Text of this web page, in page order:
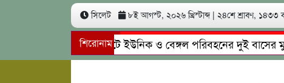
সিলেট ৮ই আগস্ট, ২০২৬ খ্রিস্টাব্দ | ২৪শে শ্রাবণ, ১৪৩৩
শিরোনাম
সিলেটে ইউনিক ও বেঙ্গল পরিবহনের দুই বাসের মুখোমুখি
গোয়াইনঘাটে প্রেমের ফাঁদে তরুণী পাচার: মাদকাসক্ত